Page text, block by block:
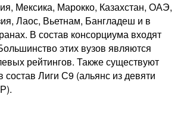
Мексика, Марокко, Казахстан, ОАЭ,
Лаос, Вьетнам, Бангладеш и в
В состав консорциума входят
этих вузов являются
рейтингов. Также существуют
Лиги С9 (альянс из девяти